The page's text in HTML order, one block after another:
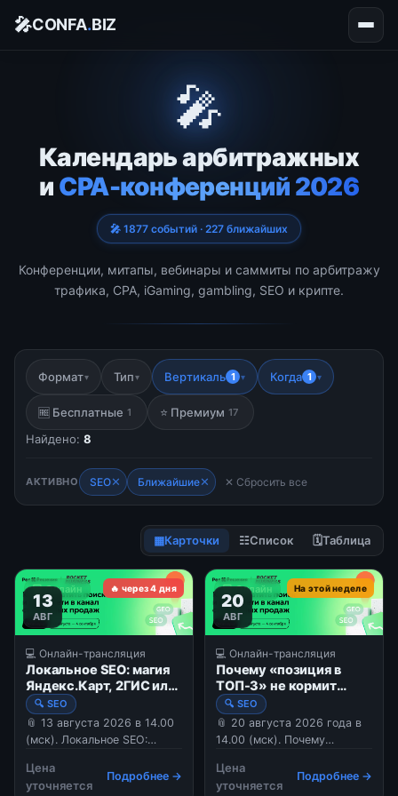
🎤CONFA.BIZ
🎤
Календарь арбитражных
и CPA-конференций 2026
🎤 1877 событий · 227 ближайших
Конференции, митапы, вебинары и саммиты по арбитражу
трафика, CPA, iGaming, gambling, SEO и крипте.
Формат▾ Тип▾ Вертикаль 1 ▾ Когда 1 ▾
🆓 Бесплатные 1 ⭐ Премиум 17
Найдено: 8
АКТИВНО SEO✕ Ближайшие✕ ✕ Сбросить все
▦Карточки ☷Список 🗓Таблица
💻 Онлайн 🔥 через 4 дня
13
АВГ
💻 Онлайн-трансляция
Локальное SEO: магия
Яндекс.Карт, 2ГИС или
как продвигать
офлайн-бизнес.
🔍 SEO
📎 13 августа 2026 в 14.00
(мск). Локальное SEO:
или как продвигать офлайн-
бизнес. В 2026 году
Цена
уточняется
Подробнее →
💻 Онлайн На этой неделе
20
АВГ
💻 Онлайн-трансляция
Почему «позиция в
ТОП-3» не кормит
бизнес: какие метрики
SEO смотреть
владельцу.
🔍 SEO
📎 20 августа 2026 года в
14.00 (мск). Почему
кормит бизнес: какие
метрики SEO смотреть
Цена
уточняется
Подробнее →